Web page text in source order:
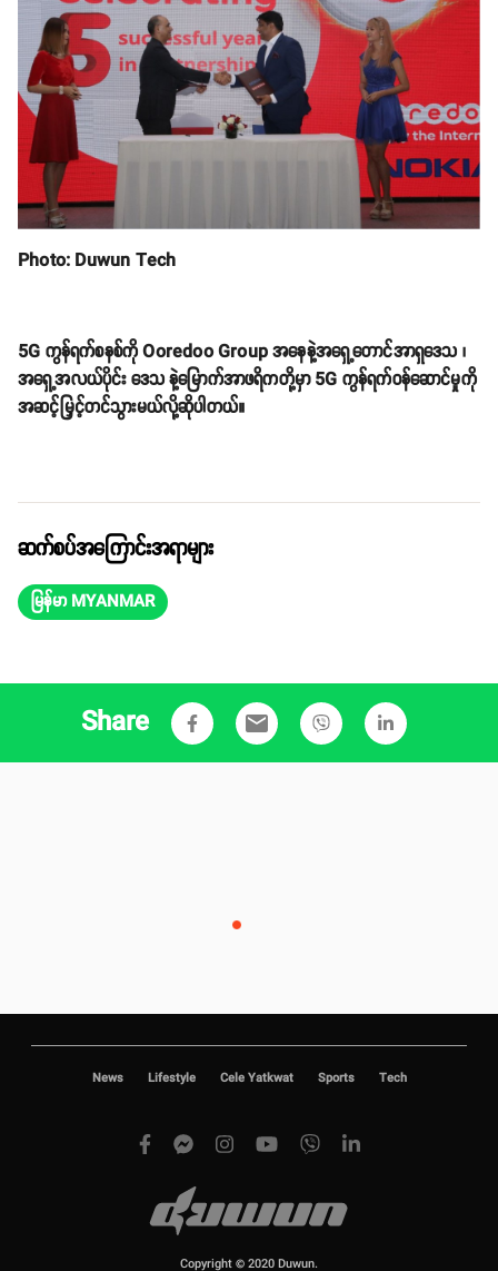
Photo: Duwun Tech
5G ကွန်ရက်စနစ်ကို Ooredoo Group အနေနဲ့အရှေ့တောင်အာရှဒေသ ၊
အရှေ့အလယ်ပိုင်း ဒေသ နဲ့မြောက်အာဖရိကတို့မှာ 5G ကွန်ရက်ဝန်ဆောင်မှုကို
အဆင့်မြှင့်တင်သွားမယ်လို့ဆိုပါတယ်။
ဆက်စပ်အကြောင်းအရာများ
မြန်မာ MYANMAR
Share email
News Lifestyle Cele Yatkwat Sports Tech
Copyright © 2020 Duwun.